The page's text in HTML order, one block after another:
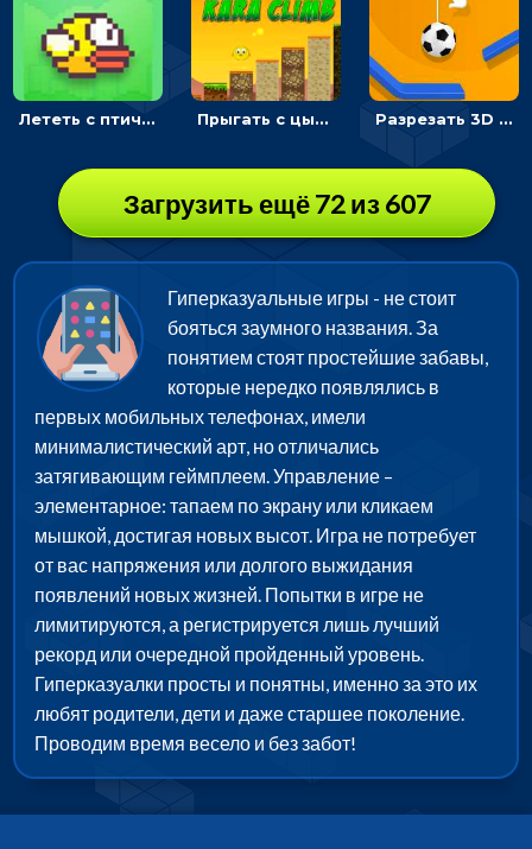
Лететь с птичкой и проскальзывать между трубами - гиперказуальная Прыгать с цыпленком по столбикам вверх, чтобы собирать время - гиперказуальные Разрезать 3D канат, чтобы сбросить шарик и разбить башню из кубиков
Загрузить ещё 72 из 607
Гиперказуальные игры - не стоит
бояться заумного названия. За
понятием стоят простейшие забавы,
которые нередко появлялись в
первых мобильных телефонах, имели
минималистический арт, но отличались
затягивающим геймплеем. Управление –
элементарное: тапаем по экрану или кликаем
мышкой, достигая новых высот. Игра не потребует
от вас напряжения или долгого выжидания
появлений новых жизней. Попытки в игре не
лимитируются, а регистрируется лишь лучший
рекорд или очередной пройденный уровень.
Гиперказуалки просты и понятны, именно за это их
любят родители, дети и даже старшее поколение.
Проводим время весело и без забот!